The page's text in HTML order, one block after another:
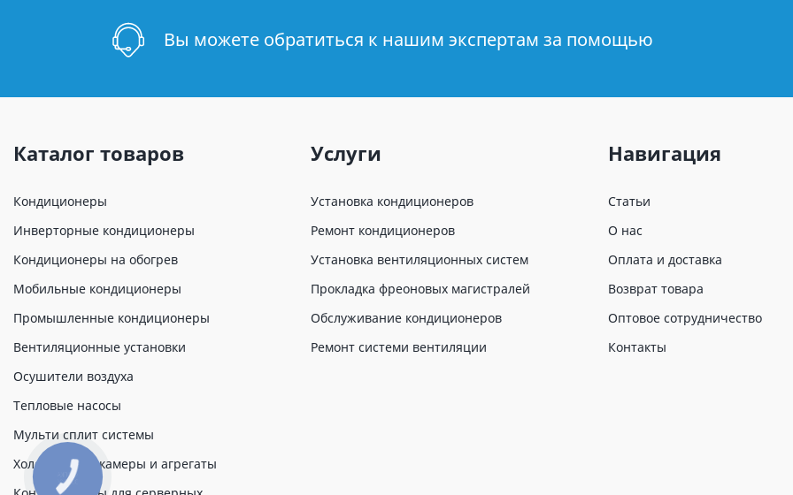
Вы можете обратиться к нашим экспертам за помощью
Каталог товаров
Кондиционеры
Инверторные кондиционеры
Кондиционеры на обогрев
Мобильные кондиционеры
Промышленные кондиционеры
Вентиляционные установки
Осушители воздуха
Тепловые насосы
Мульти сплит системы
Холодильные камеры и агрегаты
Услуги
Установка кондиционеров
Ремонт кондиционеров
Установка вентиляционных систем
Прокладка фреоновых магистралей
Обслуживание кондиционеров
Ремонт системи вентиляции
Навигация
Статьи
О нас
Оплата и доставка
Возврат товара
Оптовое сотрудничество
Контакты
КНОПКА
ЗВ'ЯЗКУ